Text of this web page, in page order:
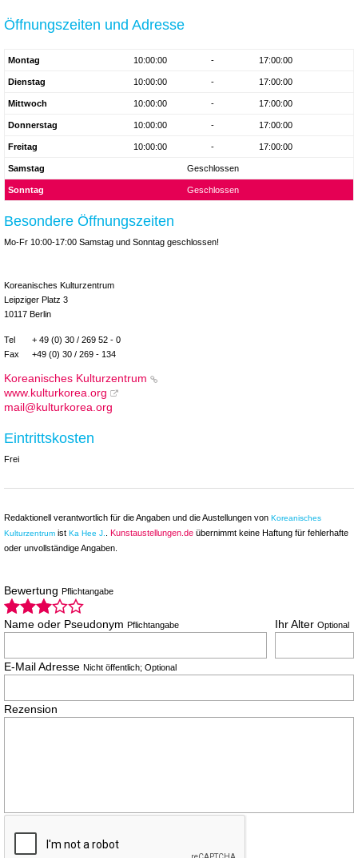
Öffnungszeiten und Adresse
Montag 10:00:00 - 17:00:00
Dienstag 10:00:00 - 17:00:00
Mittwoch 10:00:00 - 17:00:00
Donnerstag 10:00:00 - 17:00:00
Freitag 10:00:00 - 17:00:00
Samstag Geschlossen
Sonntag Geschlossen
Besondere Öffnungszeiten
Mo-Fr 10:00-17:00 Samstag und Sonntag geschlossen!
Koreanisches Kulturzentrum
Leipziger Platz 3
10117 Berlin
Tel
+ 49 (0) 30 / 269 52 - 0
Fax
+49 (0) 30 / 269 - 134
Koreanisches Kulturzentrum
www.kulturkorea.org
mail@kulturkorea.org
Eintrittskosten
Frei
Redaktionell verantwortlich für die Angaben und die Austellungen von Koreanisches
Kulturzentrum ist Ka Hee J. Kunstaustellungen.de übernimmt keine Haftung für fehlerhafte
oder unvollständige Angaben.
Bewertung Pflichtangabe
Name oder Pseudonym Pflichtangabe Ihr Alter Optional
E-Mail Adresse Nicht öffentlich; Optional
Rezension